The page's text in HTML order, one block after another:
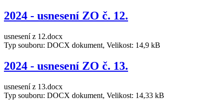
2024 - usnesení ZO č. 12.
usnesení z 12.docx
Typ souboru: DOCX dokument, Velikost: 14,9 kB
2024 - usnesení ZO č. 13.
usnesení z 13.docx
Typ souboru: DOCX dokument, Velikost: 14,33 kB